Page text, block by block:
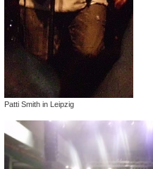
Patti Smith in Leipzig